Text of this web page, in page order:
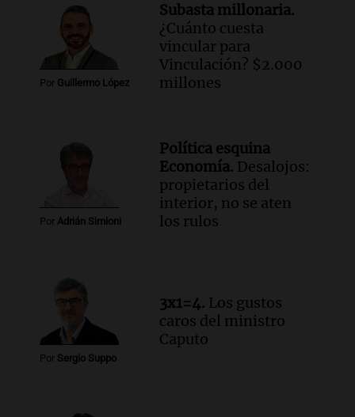
Por Guillermo López
Subasta millonaria.
¿Cuánto cuesta
vincular para
Vinculación? $2.000
millones
Por Adrián Simioni
Política esquina
Economía. Desalojos:
propietarios del
interior, no se aten
los rulos
Por Sergio Suppo
3x1=4. Los gustos
caros del ministro
Caputo